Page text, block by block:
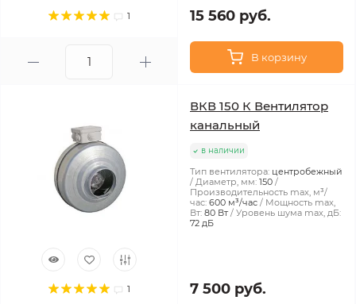
1 15 560 руб.
В корзину
1
ВКВ 150 К Вентилятор
канальный
в наличии
Тип вентилятора: центробежный
Диаметр, мм: 150
Производительность max, м³/
час: 600 м³/час
Мощность max,
Вт: 80 Вт
Уровень шума max, дБ:
72 дБ
7 500 руб.